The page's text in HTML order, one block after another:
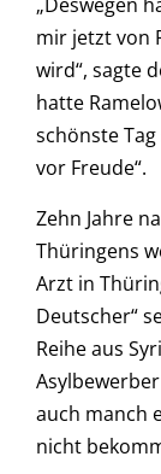
„Deswegen
mir jetzt von
wird“, sagte
hatte
schönste
vor Freude“.
Zehn Jahre
Thüringens
Arzt in
Deutscher“
Reihe aus
auch manch
nicht